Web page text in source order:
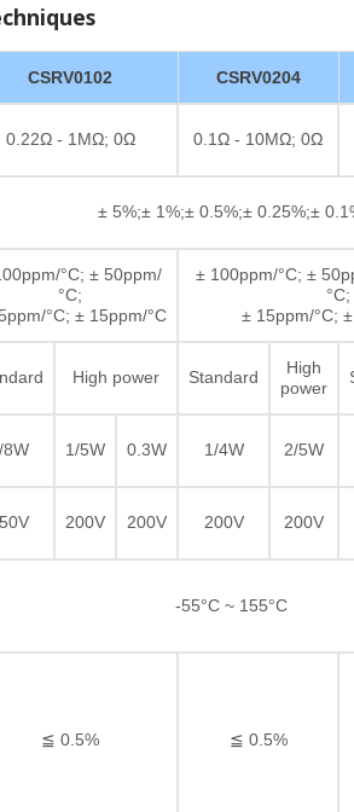
CSRV0102 CSRV0204
0.22Ω - 1MΩ; 0Ω 0.1Ω - 10MΩ; 0Ω
± 5%;± 1%;± 0.5%;± 0.25%;±
°C; ± 50ppm/
°C;
°C; ± 15ppm/°C
± 100ppm/°C; ±
°C;
± 15ppm/°C;
High power Standard
High
power
8W 1/5W 0.3W 1/4W 2/5W
200V 200V 200V 200V
-55°C ~ 155°C
≦ 0.5% ≦ 0.5%